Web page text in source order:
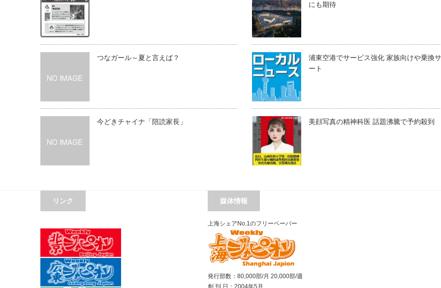
つなガール～夏と言えば？
今どきチャイナ「陪読家長」
にも期待
浦東空港でサービス強化 家族向けや乗換
ート
美顔写真の精神科医 話題沸騰で予約殺到
リンク 媒体情報
上海シェアNo.1のフリーペーパー
発行部数：80,000部/月 20,000部/週
創 刊 日：2004年5月